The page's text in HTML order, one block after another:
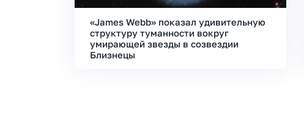
«James Webb» показал удивительную
структуру туманности вокруг
умирающей звезды в созвездии
Близнецы